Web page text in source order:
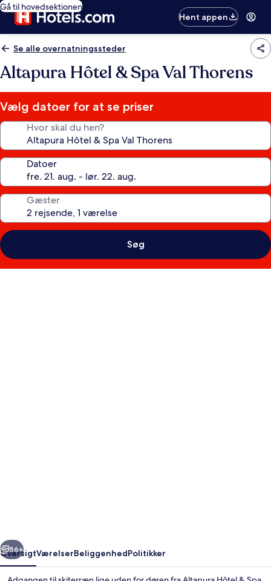
Gå til hovedsektionen
Hent appen
Se alle overnatningssteder
Altapura Hôtel & Spa Val Thorens
Vælg datoer for at se priser
Hvor skal du hen?
Datoer
Gæster
Søg
Næste
56+
OversigtVærelserBeliggenhedPolitikker